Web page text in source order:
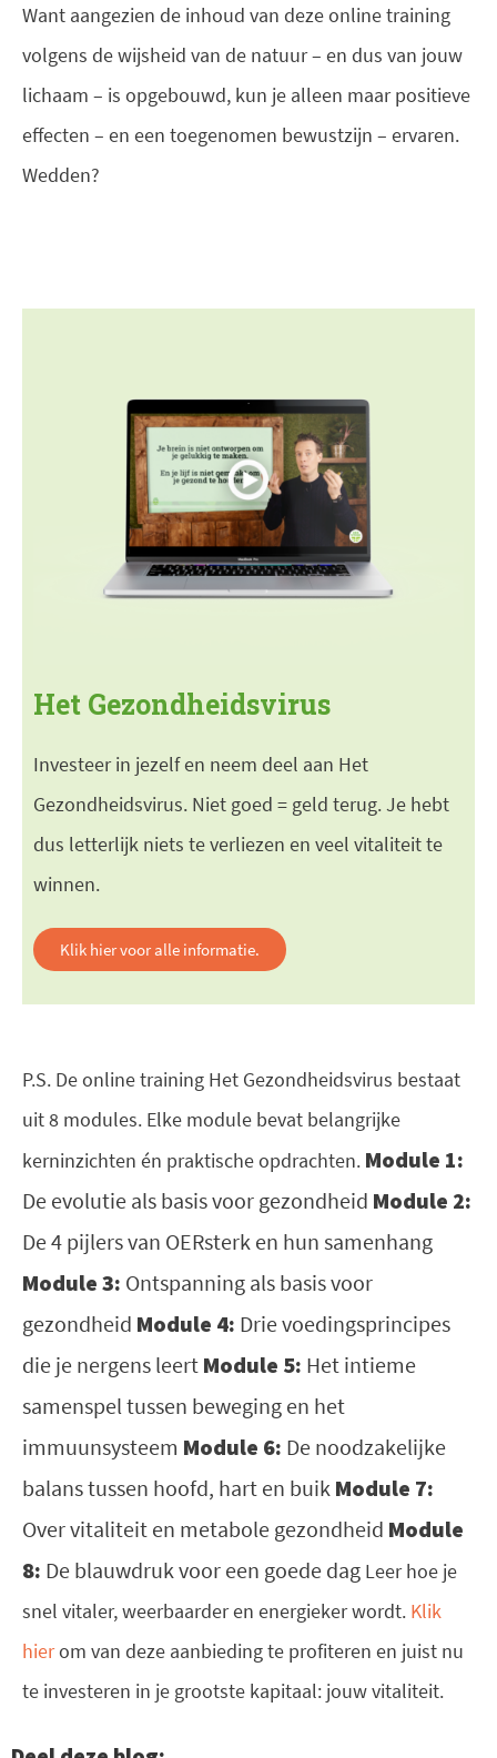
Want aangezien de inhoud van deze online training
volgens de wijsheid van de natuur – en dus van jouw
lichaam – is opgebouwd, kun je alleen maar positieve
effecten – en een toegenomen bewustzijn – ervaren.
Wedden?
Het Gezondheidsvirus
Investeer in jezelf en neem deel aan Het
Gezondheidsvirus. Niet goed = geld terug. Je hebt
dus letterlijk niets te verliezen en veel vitaliteit te
winnen.
Klik hier voor alle informatie.
P.S. De online training Het Gezondheidsvirus bestaat
uit 8 modules. Elke module bevat belangrijke
kerninzichten én praktische opdrachten. Module 1:
De evolutie als basis voor gezondheid Module 2:
De 4 pijlers van OERsterk en hun samenhang
Module 3: Ontspanning als basis voor
gezondheid Module 4: Drie voedingsprincipes
die je nergens leert Module 5: Het intieme
samenspel tussen beweging en het
immuunsysteem Module 6: De noodzakelijke
balans tussen hoofd, hart en buik Module 7:
Over vitaliteit en metabole gezondheid Module
8: De blauwdruk voor een goede dag Leer hoe je
snel vitaler, weerbaarder en energieker wordt. Klik
hierom van deze aanbieding te profiteren en juist nu
te investeren in je grootste kapitaal: jouw vitaliteit.